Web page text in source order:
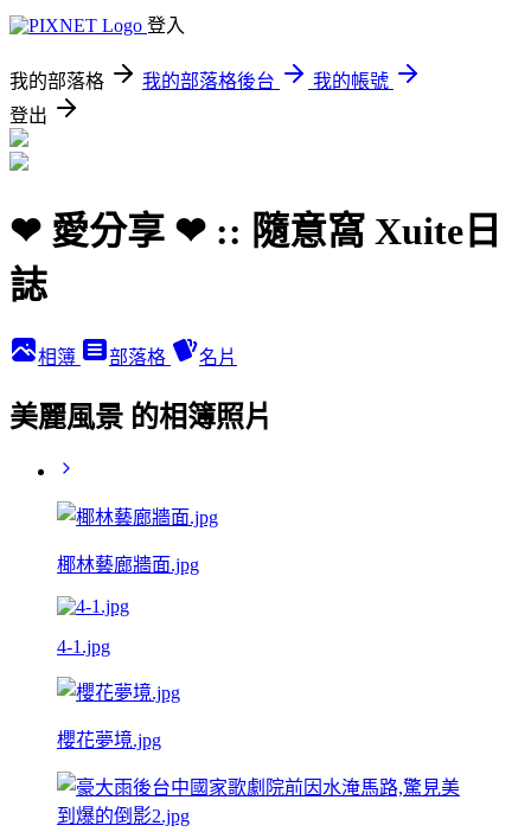
登入
我的部落格 我的部落格後台
我的帳號
登出
❤ 愛分享 ❤ :: 隨意窩 Xuite日
誌
相簿 部落格 名片
美麗風景 的相簿照片
椰林藝廊牆面.jpg
4-1.jpg
櫻花夢境.jpg